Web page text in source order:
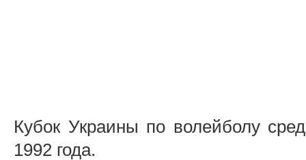
Кубок Украины по волейболу
1992 года.